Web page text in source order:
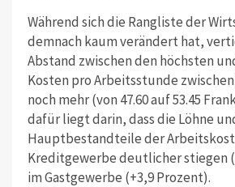
Während sich die Rangliste der
demnach kaum verändert hat,
Abstand zwischen den höchsten
Kosten pro Arbeitsstunde zwischen
noch mehr (von 47.60 auf 53.45
dafür liegt darin, dass die Löhne
Hauptbestandteile der
Kreditgewerbe deutlicher stiegen
im Gastgewerbe (+3,9 Prozent).